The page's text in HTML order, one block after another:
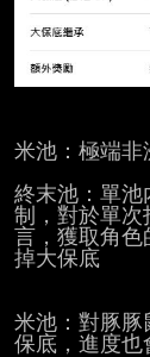
米池：極端
終末池：單
制，對於單次
言，獲取角色
掉大保底
米池：對豚豚
保底，進度也